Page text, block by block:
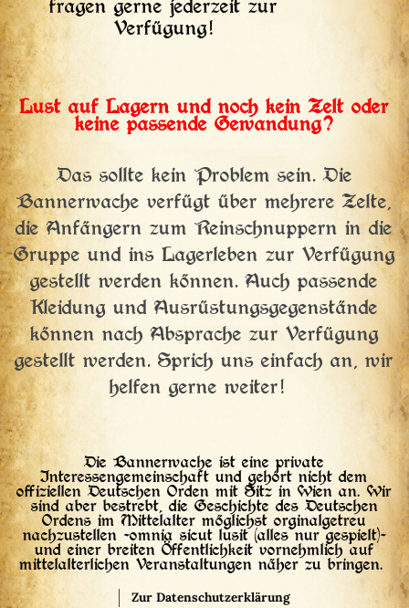
fragen gerne jederzeit zur
Verfügung!
Lust auf Lagern und noch kein Zelt oder
keine passende Gewandung?
Das sollte kein Problem sein. Die
Bannerwache verfügt über mehrere Zelte,
die Anfängern zum Reinschnuppern in die
Gruppe und ins Lagerleben zur Verfügung
gestellt werden können. Auch passende
Kleidung und Ausrüstungsgegenstände
können nach Absprache zur Verfügung
gestellt werden. Sprich uns einfach an, wir
helfen gerne weiter!
Die Bannerwache ist eine private
Interessengemeinschaft und gehört nicht dem
offiziellen Deutschen Orden mit Sitz in Wien an. Wir
sind aber bestrebt, die Geschichte des Deutschen
Ordens im Mittelalter möglichst orginalgetreu
nachzustellen -omnia sicut lusit (alles nur gespielt)-
und einer breiten Öffentlichkeit vornehmlich auf
mittelalterlichen Veranstaltungen näher zu bringen.
Zur Datenschutzerklärung